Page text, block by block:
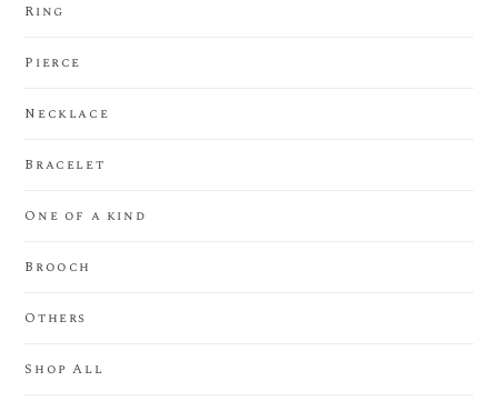
Ring
Pierce
Necklace
Bracelet
One of a kind
Brooch
Others
Shop All